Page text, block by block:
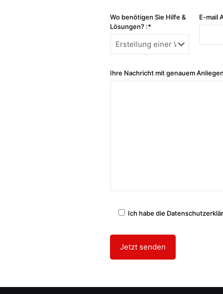
Wo benötigen Sie Hilfe &
Lösungen? :*
E-mail
Ihre Nachricht mit genauem
Ich habe die